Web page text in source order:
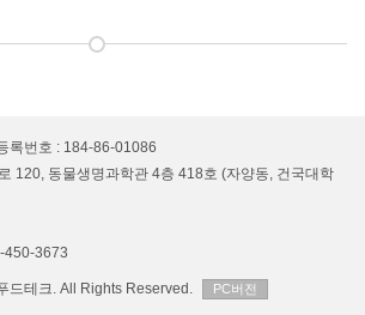
록번호 : 184-86-01086
120, 동물생명과학관 4층 418호 (자양동, 건국대학
450-3673
드테크. All Rights Reserved. PC버전